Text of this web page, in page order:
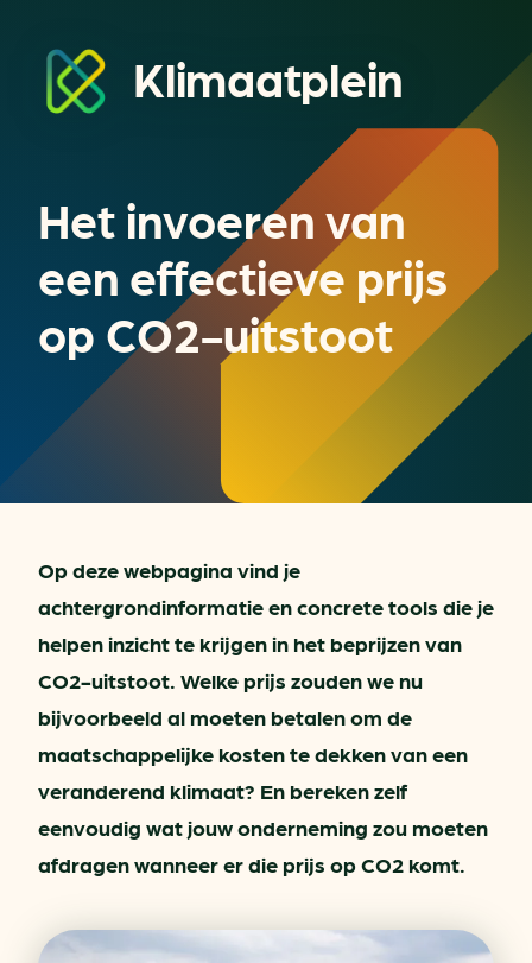
Klimaatplein
Het invoeren van
een effectieve prijs
op CO2-uitstoot
Op deze webpagina vind je
achtergrondinformatie en concrete tools die je
helpen inzicht te krijgen in het beprijzen van
CO2-uitstoot. Welke prijs zouden we nu
bijvoorbeeld al moeten betalen om de
maatschappelijke kosten te dekken van een
veranderend klimaat? En bereken zelf
eenvoudig wat jouw onderneming zou moeten
afdragen wanneer er die prijs op CO2 komt.